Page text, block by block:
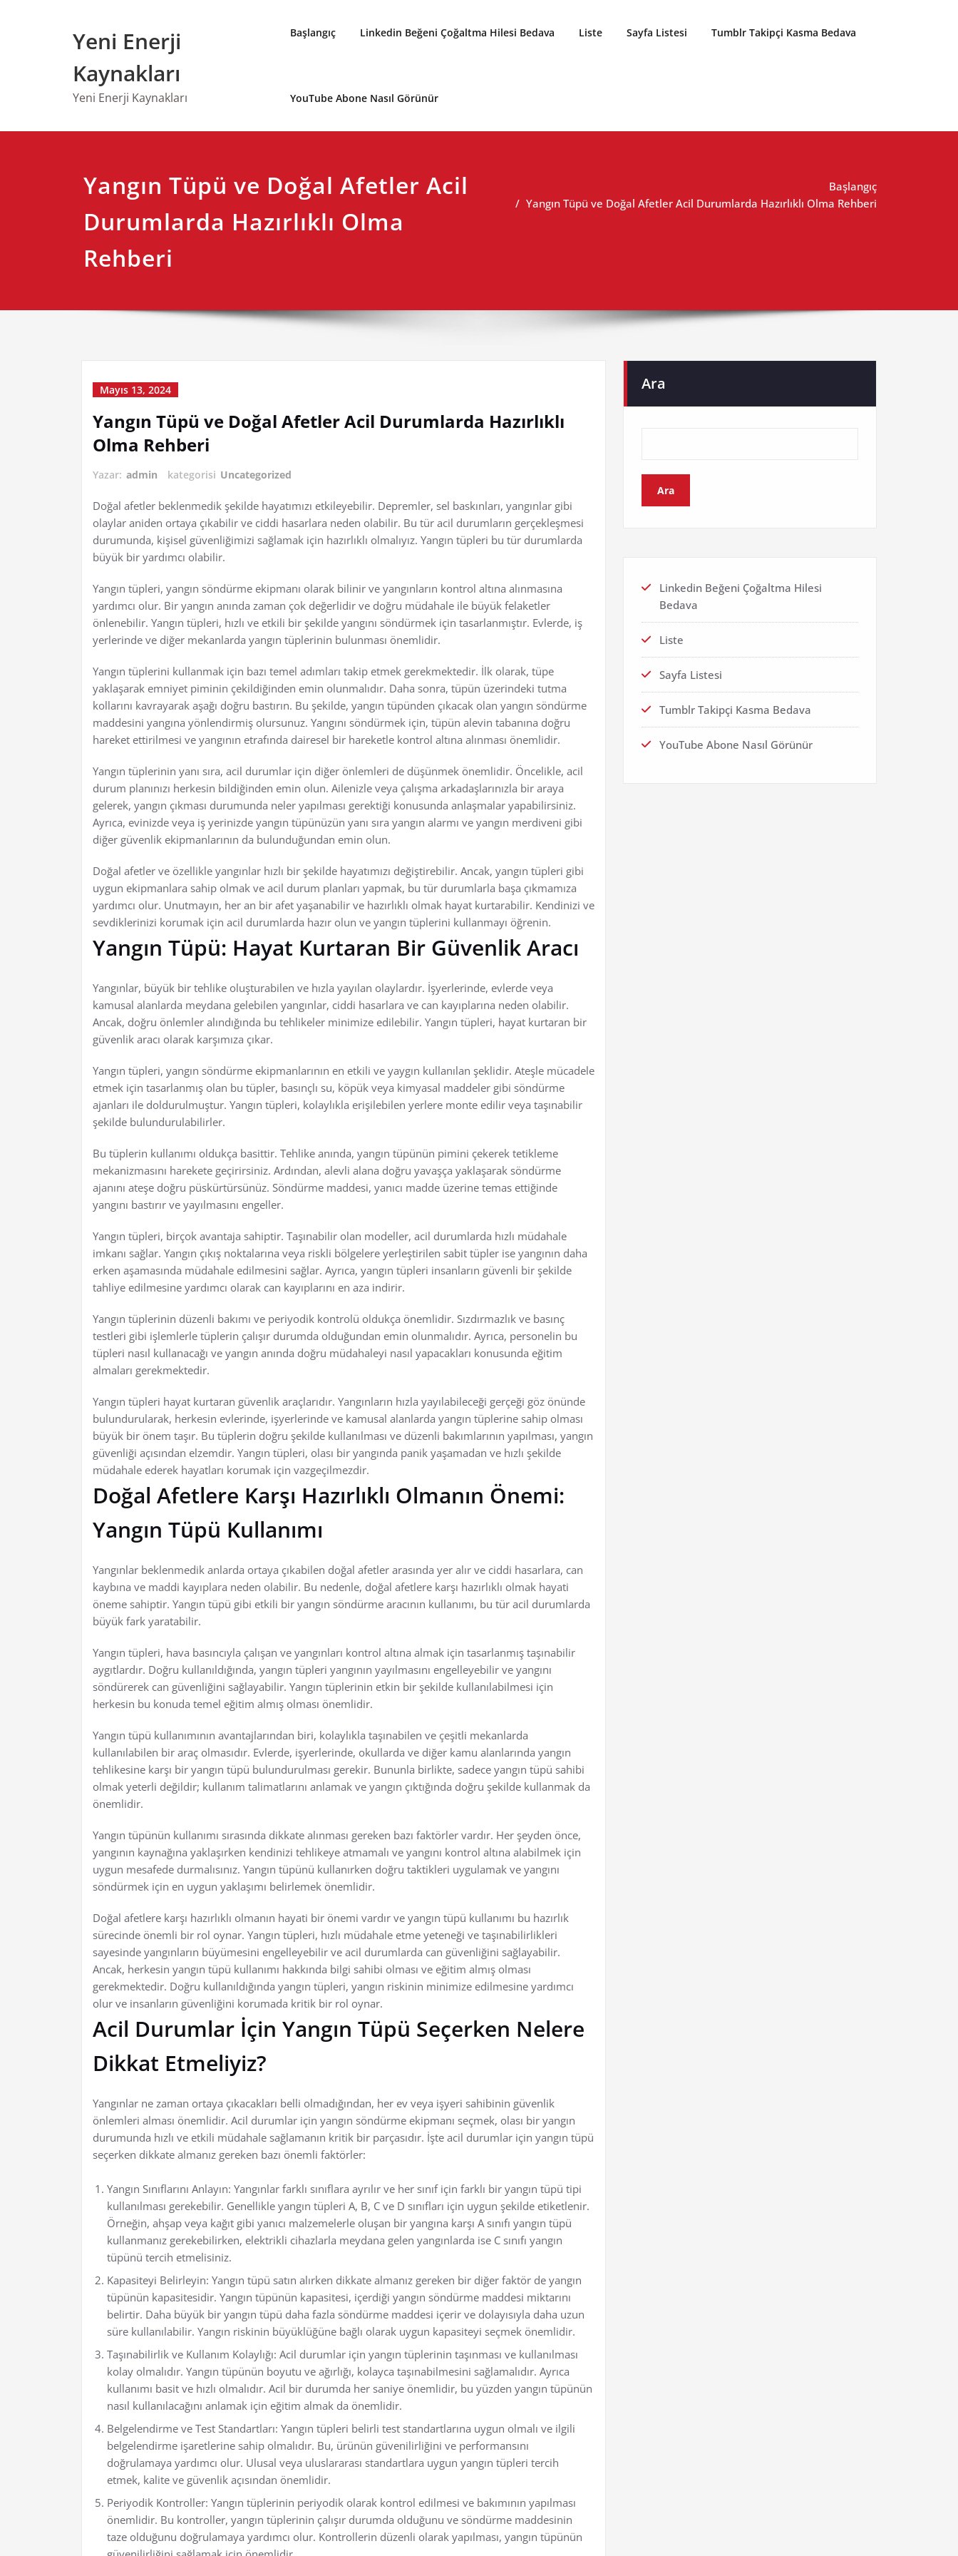
Yeni Enerji
Kaynakları
Yeni Enerji Kaynakları
Başlangıç Linkedin Beğeni Çoğaltma Hilesi Bedava Liste Sayfa Listesi Tumblr Takipçi Kasma Bedava
YouTube Abone Nasıl Görünür
Yangın Tüpü ve Doğal Afetler Acil
Durumlarda Hazırlıklı Olma
Rehberi
Başlangıç
Yangın Tüpü ve Doğal Afetler Acil Durumlarda Hazırlıklı Olma Rehberi
Mayıs 13, 2024
Yangın Tüpü ve Doğal Afetler Acil Durumlarda Hazırlıklı
Olma Rehberi
Yazar: admin kategorisi Uncategorized
Doğal afetler beklenmedik şekilde hayatımızı etkileyebilir. Depremler, sel baskınları, yangınlar gibi
olaylar aniden ortaya çıkabilir ve ciddi hasarlara neden olabilir. Bu tür acil durumların gerçekleşmesi
durumunda, kişisel güvenliğimizi sağlamak için hazırlıklı olmalıyız. Yangın tüpleri bu tür durumlarda
büyük bir yardımcı olabilir.
Yangın tüpleri, yangın söndürme ekipmanı olarak bilinir ve yangınların kontrol altına alınmasına
yardımcı olur. Bir yangın anında zaman çok değerlidir ve doğru müdahale ile büyük felaketler
önlenebilir. Yangın tüpleri, hızlı ve etkili bir şekilde yangını söndürmek için tasarlanmıştır. Evlerde, iş
yerlerinde ve diğer mekanlarda yangın tüplerinin bulunması önemlidir.
Yangın tüplerini kullanmak için bazı temel adımları takip etmek gerekmektedir. İlk olarak, tüpe
yaklaşarak emniyet piminin çekildiğinden emin olunmalıdır. Daha sonra, tüpün üzerindeki tutma
kollarını kavrayarak aşağı doğru bastırın. Bu şekilde, yangın tüpünden çıkacak olan yangın söndürme
maddesini yangına yönlendirmiş olursunuz. Yangını söndürmek için, tüpün alevin tabanına doğru
hareket ettirilmesi ve yangının etrafında dairesel bir hareketle kontrol altına alınması önemlidir.
Yangın tüplerinin yanı sıra, acil durumlar için diğer önlemleri de düşünmek önemlidir. Öncelikle, acil
durum planınızı herkesin bildiğinden emin olun. Ailenizle veya çalışma arkadaşlarınızla bir araya
gelerek, yangın çıkması durumunda neler yapılması gerektiği konusunda anlaşmalar yapabilirsiniz.
Ayrıca, evinizde veya iş yerinizde yangın tüpünüzün yanı sıra yangın alarmı ve yangın merdiveni gibi
diğer güvenlik ekipmanlarının da bulunduğundan emin olun.
Doğal afetler ve özellikle yangınlar hızlı bir şekilde hayatımızı değiştirebilir. Ancak, yangın tüpleri gibi
uygun ekipmanlara sahip olmak ve acil durum planları yapmak, bu tür durumlarla başa çıkmamıza
yardımcı olur. Unutmayın, her an bir afet yaşanabilir ve hazırlıklı olmak hayat kurtarabilir. Kendinizi ve
sevdiklerinizi korumak için acil durumlarda hazır olun ve yangın tüplerini kullanmayı öğrenin.
Yangın Tüpü: Hayat Kurtaran Bir Güvenlik Aracı
Yangınlar, büyük bir tehlike oluşturabilen ve hızla yayılan olaylardır. İşyerlerinde, evlerde veya
kamusal alanlarda meydana gelebilen yangınlar, ciddi hasarlara ve can kayıplarına neden olabilir.
Ancak, doğru önlemler alındığında bu tehlikeler minimize edilebilir. Yangın tüpleri, hayat kurtaran bir
güvenlik aracı olarak karşımıza çıkar.
Yangın tüpleri, yangın söndürme ekipmanlarının en etkili ve yaygın kullanılan şeklidir. Ateşle mücadele
etmek için tasarlanmış olan bu tüpler, basınçlı su, köpük veya kimyasal maddeler gibi söndürme
ajanları ile doldurulmuştur. Yangın tüpleri, kolaylıkla erişilebilen yerlere monte edilir veya taşınabilir
şekilde bulundurulabilirler.
Bu tüplerin kullanımı oldukça basittir. Tehlike anında, yangın tüpünün pimini çekerek tetikleme
mekanizmasını harekete geçirirsiniz. Ardından, alevli alana doğru yavaşça yaklaşarak söndürme
ajanını ateşe doğru püskürtürsünüz. Söndürme maddesi, yanıcı madde üzerine temas ettiğinde
yangını bastırır ve yayılmasını engeller.
Yangın tüpleri, birçok avantaja sahiptir. Taşınabilir olan modeller, acil durumlarda hızlı müdahale
imkanı sağlar. Yangın çıkış noktalarına veya riskli bölgelere yerleştirilen sabit tüpler ise yangının daha
erken aşamasında müdahale edilmesini sağlar. Ayrıca, yangın tüpleri insanların güvenli bir şekilde
tahliye edilmesine yardımcı olarak can kayıplarını en aza indirir.
Yangın tüplerinin düzenli bakımı ve periyodik kontrolü oldukça önemlidir. Sızdırmazlık ve basınç
testleri gibi işlemlerle tüplerin çalışır durumda olduğundan emin olunmalıdır. Ayrıca, personelin bu
tüpleri nasıl kullanacağı ve yangın anında doğru müdahaleyi nasıl yapacakları konusunda eğitim
almaları gerekmektedir.
Yangın tüpleri hayat kurtaran güvenlik araçlarıdır. Yangınların hızla yayılabileceği gerçeği göz önünde
bulundurularak, herkesin evlerinde, işyerlerinde ve kamusal alanlarda yangın tüplerine sahip olması
büyük bir önem taşır. Bu tüplerin doğru şekilde kullanılması ve düzenli bakımlarının yapılması, yangın
güvenliği açısından elzemdir. Yangın tüpleri, olası bir yangında panik yaşamadan ve hızlı şekilde
müdahale ederek hayatları korumak için vazgeçilmezdir.
Doğal Afetlere Karşı Hazırlıklı Olmanın Önemi:
Yangın Tüpü Kullanımı
Yangınlar beklenmedik anlarda ortaya çıkabilen doğal afetler arasında yer alır ve ciddi hasarlara, can
kaybına ve maddi kayıplara neden olabilir. Bu nedenle, doğal afetlere karşı hazırlıklı olmak hayati
öneme sahiptir. Yangın tüpü gibi etkili bir yangın söndürme aracının kullanımı, bu tür acil durumlarda
büyük fark yaratabilir.
Yangın tüpleri, hava basıncıyla çalışan ve yangınları kontrol altına almak için tasarlanmış taşınabilir
aygıtlardır. Doğru kullanıldığında, yangın tüpleri yangının yayılmasını engelleyebilir ve yangını
söndürerek can güvenliğini sağlayabilir. Yangın tüplerinin etkin bir şekilde kullanılabilmesi için
herkesin bu konuda temel eğitim almış olması önemlidir.
Yangın tüpü kullanımının avantajlarından biri, kolaylıkla taşınabilen ve çeşitli mekanlarda
kullanılabilen bir araç olmasıdır. Evlerde, işyerlerinde, okullarda ve diğer kamu alanlarında yangın
tehlikesine karşı bir yangın tüpü bulundurulması gerekir. Bununla birlikte, sadece yangın tüpü sahibi
olmak yeterli değildir; kullanım talimatlarını anlamak ve yangın çıktığında doğru şekilde kullanmak da
önemlidir.
Yangın tüpünün kullanımı sırasında dikkate alınması gereken bazı faktörler vardır. Her şeyden önce,
yangının kaynağına yaklaşırken kendinizi tehlikeye atmamalı ve yangını kontrol altına alabilmek için
uygun mesafede durmalısınız. Yangın tüpünü kullanırken doğru taktikleri uygulamak ve yangını
söndürmek için en uygun yaklaşımı belirlemek önemlidir.
Doğal afetlere karşı hazırlıklı olmanın hayati bir önemi vardır ve yangın tüpü kullanımı bu hazırlık
sürecinde önemli bir rol oynar. Yangın tüpleri, hızlı müdahale etme yeteneği ve taşınabilirlikleri
sayesinde yangınların büyümesini engelleyebilir ve acil durumlarda can güvenliğini sağlayabilir.
Ancak, herkesin yangın tüpü kullanımı hakkında bilgi sahibi olması ve eğitim almış olması
gerekmektedir. Doğru kullanıldığında yangın tüpleri, yangın riskinin minimize edilmesine yardımcı
olur ve insanların güvenliğini korumada kritik bir rol oynar.
Acil Durumlar İçin Yangın Tüpü Seçerken Nelere
Dikkat Etmeliyiz?
Yangınlar ne zaman ortaya çıkacakları belli olmadığından, her ev veya işyeri sahibinin güvenlik
önlemleri alması önemlidir. Acil durumlar için yangın söndürme ekipmanı seçmek, olası bir yangın
durumunda hızlı ve etkili müdahale sağlamanın kritik bir parçasıdır. İşte acil durumlar için yangın tüpü
seçerken dikkate almanız gereken bazı önemli faktörler:
Yangın Sınıflarını Anlayın: Yangınlar farklı sınıflara ayrılır ve her sınıf için farklı bir yangın tüpü tipi
kullanılması gerekebilir. Genellikle yangın tüpleri A, B, C ve D sınıfları için uygun şekilde etiketlenir.
Örneğin, ahşap veya kağıt gibi yanıcı malzemelerle oluşan bir yangına karşı A sınıfı yangın tüpü
kullanmanız gerekebilirken, elektrikli cihazlarla meydana gelen yangınlarda ise C sınıfı yangın
tüpünü tercih etmelisiniz.
Kapasiteyi Belirleyin: Yangın tüpü satın alırken dikkate almanız gereken bir diğer faktör de yangın
tüpünün kapasitesidir. Yangın tüpünün kapasitesi, içerdiği yangın söndürme maddesi miktarını
belirtir. Daha büyük bir yangın tüpü daha fazla söndürme maddesi içerir ve dolayısıyla daha uzun
süre kullanılabilir. Yangın riskinin büyüklüğüne bağlı olarak uygun kapasiteyi seçmek önemlidir.
Taşınabilirlik ve Kullanım Kolaylığı: Acil durumlar için yangın tüplerinin taşınması ve kullanılması
kolay olmalıdır. Yangın tüpünün boyutu ve ağırlığı, kolayca taşınabilmesini sağlamalıdır. Ayrıca
kullanımı basit ve hızlı olmalıdır. Acil bir durumda her saniye önemlidir, bu yüzden yangın tüpünün
nasıl kullanılacağını anlamak için eğitim almak da önemlidir.
Belgelendirme ve Test Standartları: Yangın tüpleri belirli test standartlarına uygun olmalı ve ilgili
belgelendirme işaretlerine sahip olmalıdır. Bu, ürünün güvenilirliğini ve performansını
doğrulamaya yardımcı olur. Ulusal veya uluslararası standartlara uygun yangın tüpleri tercih
etmek, kalite ve güvenlik açısından önemlidir.
Periyodik Kontroller: Yangın tüplerinin periyodik olarak kontrol edilmesi ve bakımının yapılması
önemlidir. Bu kontroller, yangın tüplerinin çalışır durumda olduğunu ve söndürme maddesinin
taze olduğunu doğrulamaya yardımcı olur. Kontrollerin düzenli olarak yapılması, yangın tüpünün
Ara
Ara
Linkedin Beğeni Çoğaltma Hilesi
Bedava
Liste
Sayfa Listesi
Tumblr Takipçi Kasma Bedava
YouTube Abone Nasıl Görünür